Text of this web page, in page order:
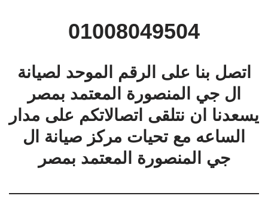
01008049504
اتصل بنا على الرقم الموحد لصيانة
ال جي المنصورة المعتمد بمصر
يسعدنا ان نتلقى اتصالاتكم على مدار
الساعه مع تحيات مركز صيانة ال
جي المنصورة المعتمد بمصر